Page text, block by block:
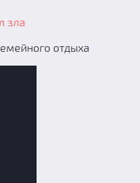
зла
отдыха